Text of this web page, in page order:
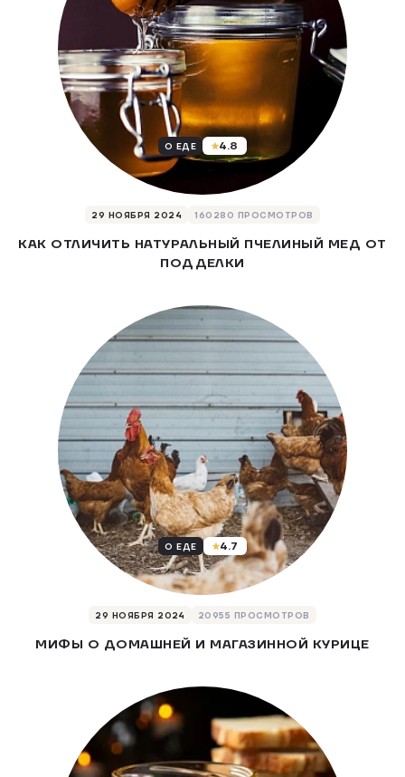
О ЕДЕ 4.8
29 НОЯБРЯ 2024 160280 ПРОСМОТРОВ
КАК ОТЛИЧИТЬ НАТУРАЛЬНЫЙ ПЧЕЛИНЫЙ МЕД ОТ
ПОДДЕЛКИ
О ЕДЕ 4.7
29 НОЯБРЯ 2024 20955 ПРОСМОТРОВ
МИФЫ О ДОМАШНЕЙ И МАГАЗИННОЙ КУРИЦЕ